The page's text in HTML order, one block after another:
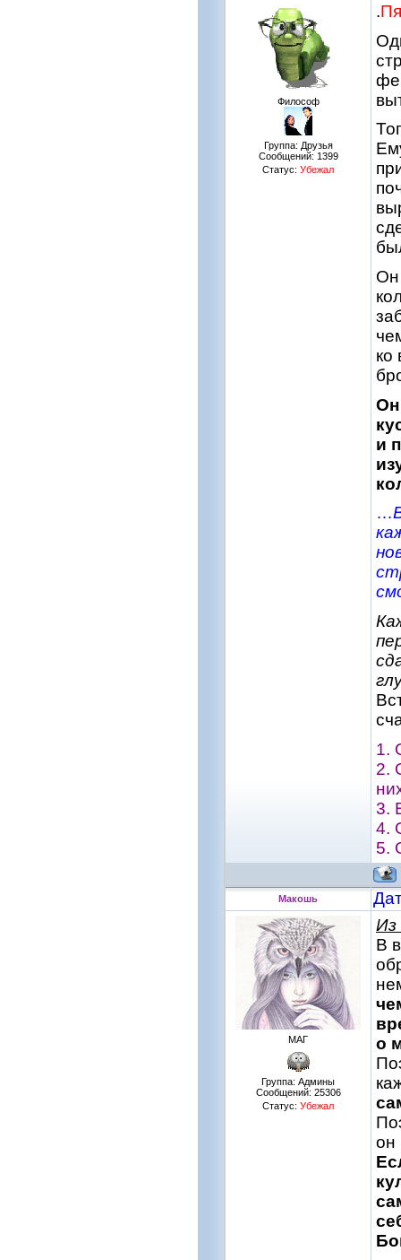
Философ
Группа: Друзья
Сообщений: 1399
Статус: Убежал
.
Он
ко
Он
и
…
1.
2.
3.
4.
5.
Макошь
МАГ
Группа: Админы
Сообщений: 25306
Статус: Убежал
Из
В
о
он